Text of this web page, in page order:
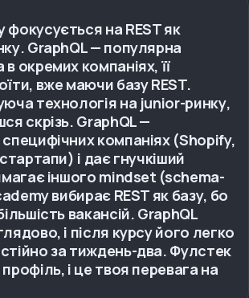
на REST як
GraphQL — популярна
окремих компаніях, її
вже маючи базу REST.
технологія на junior-ринку,
скрізь. GraphQL —
компаніях (Shopify,
і дає гнучкіший
іншого mindset (schema-
вибирає REST як базу, бо
вакансій. GraphQL
і після курсу його легко
за тиждень-два. Фулстек
і це твоя перевага на